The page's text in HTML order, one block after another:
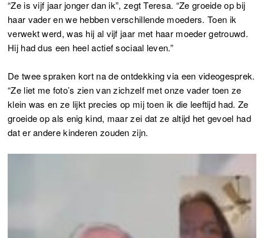
“Ze is vijf jaar jonger dan ik”, zegt Teresa. “Ze groeide op bij
haar vader en we hebben verschillende moeders. Toen ik
verwekt werd, was hij al vijf jaar met haar moeder getrouwd.
Hij had dus een heel actief sociaal leven.”
De twee spraken kort na de ontdekking via een videogesprek.
“Ze liet me foto’s zien van zichzelf met onze vader toen ze
klein was en ze lijkt precies op mij toen ik die leeftijd had. Ze
groeide op als enig kind, maar zei dat ze altijd het gevoel had
dat er andere kinderen zouden zijn.